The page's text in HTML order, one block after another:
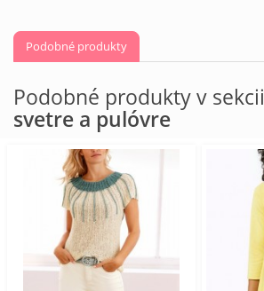
Podobné produkty
Podobné produkty v sekcii
svetre a pulóvre